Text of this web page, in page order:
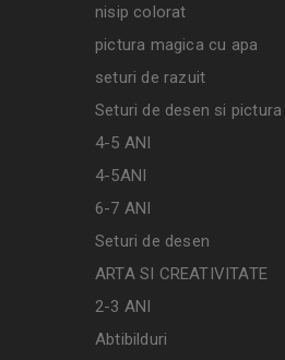
nisip colorat
pictura magica cu apa
seturi de razuit
Seturi de desen si pictura
4-5 ANI
4-5ANI
6-7 ANI
Seturi de desen
ARTA SI CREATIVITATE
2-3 ANI
Abtibilduri